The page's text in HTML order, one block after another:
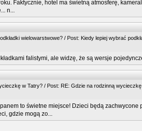
Faktycznie, hotel ma świetną atmosferę,
n...
wielowarstwowe? / Post: Kiedy lepiej wybrać
falistymi, ale widzę, że są wersje
w Tatry? / Post: RE: Gdzie na rodzinną
to świetne miejsce! Dzieci będą
gdzie mogą zo...